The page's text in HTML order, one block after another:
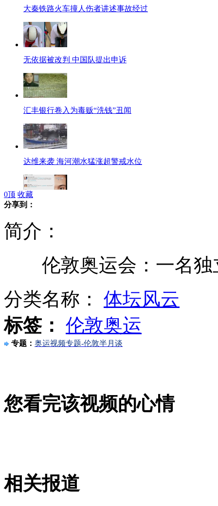
大秦铁路火车撞人伤者讲述事故经过
无依据被改判 中国队提出申诉
汇丰银行卷入为毒贩“洗钱”丑闻
达维来袭 海河潮水猛涨超警戒水位
孙杨轻松获1500米自由泳预赛头名
叙反对派枪决亲政府民兵视频曝光
0顶 收藏
分享到：
简介：
伦敦奥运会：一名独
分类名称： 体坛风云
标签： 伦敦奥运
专题： 奥运视频专题-伦敦半月谈
您看完该视频的心情
相关报道